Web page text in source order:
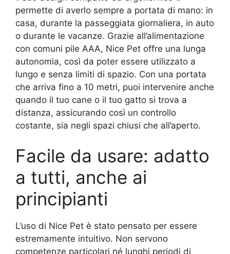
permette di averlo sempre a portata di mano: in
casa, durante la passeggiata giornaliera, in auto
o durante le vacanze. Grazie all’alimentazione
con comuni pile AAA, Nice Pet offre una lunga
autonomia, così da poter essere utilizzato a
lungo e senza limiti di spazio. Con una portata
che arriva fino a 10 metri, puoi intervenire anche
quando il tuo cane o il tuo gatto si trova a
distanza, assicurando così un controllo
costante, sia negli spazi chiusi che all’aperto.
Facile da usare: adatto
a tutti, anche ai
principianti
L’uso di Nice Pet è stato pensato per essere
estremamente intuitivo. Non servono
competenze particolari né lunghi periodi di